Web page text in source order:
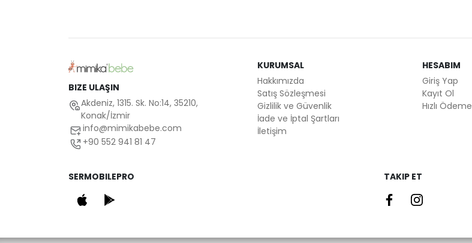
BIZE ULAŞIN
Akdeniz, 1315. Sk. No:14, 35210,
Konak/İzmir
info@mimikabebe.com
+90 552 941 81 47
KURUMSAL
Hakkımızda
Satış Sözleşmesi
Gizlilik ve Güvenlik
İade ve İptal Şartları
İletişim
HESABIM
Giriş Yap
Kayıt Ol
Hızlı Ödeme
SERMOBILEPRO TAKIP ET